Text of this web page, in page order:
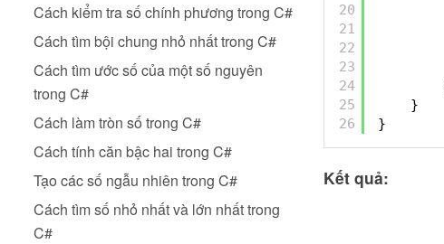
Cách kiểm tra số chính phương trong C#
Cách tìm bội chung nhỏ nhất trong C#
Cách tìm ước số của một số nguyên
trong C#
Cách làm tròn số trong C#
Cách tính căn bậc hai trong C#
Tạo các số ngẫu nhiên trong C#
Cách tìm số nhỏ nhất và lớn nhất trong
C#
20
21
22
23
24
25
26
}
}
Kết quả: